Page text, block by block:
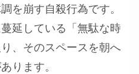
を崩す自殺行為です。
延している「無駄な時
、そのスペースを朝へ
ります。